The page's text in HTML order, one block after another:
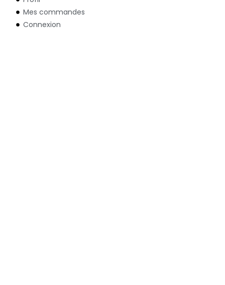
Mes commandes
Connexion